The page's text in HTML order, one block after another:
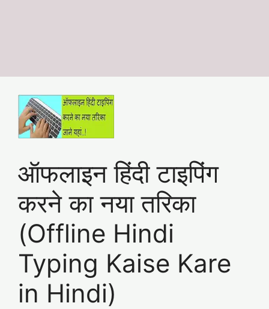
ऑफलाइन हिंदी टाइपिंग
करने का नया तरिका
(Offline Hindi
Typing Kaise Kare
in Hindi)